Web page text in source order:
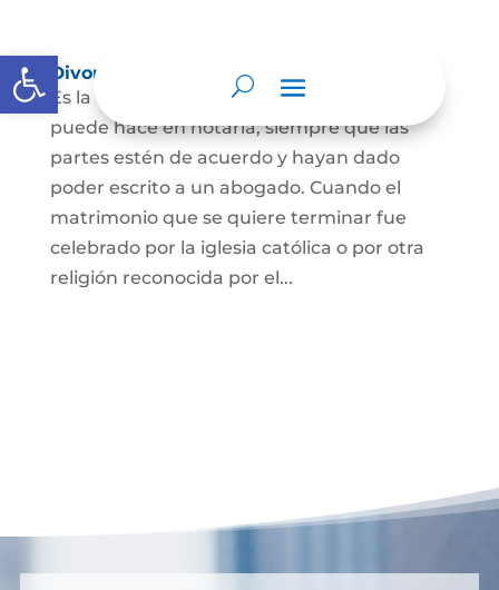
Abrir barra de herramientas
Divorcio
Es la terminación del Matrimonio Civil y se
puede hace en notaría, siempre que las
partes estén de acuerdo y hayan dado
poder escrito a un abogado. Cuando el
matrimonio que se quiere terminar fue
celebrado por la iglesia católica o por otra
religión reconocida por el...